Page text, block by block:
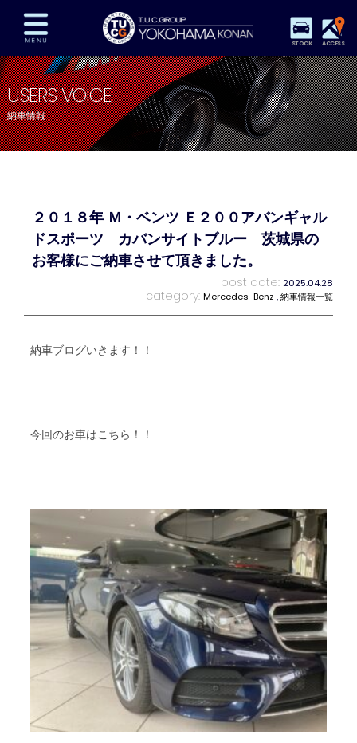
STOCK ACCESS
在庫車両情報 保証&サービス パーツリスト
TUCとは？ 店舗情報 アクセスマップ
全国納車 特別作業 注文販売
プライバシーポリシー スタッフblog 納車blog
USERS VOICE
納車情報
２０１８年 Ｍ・ベンツ Ｅ２００アバンギャル
ドスポーツ カバンサイトブルー 茨城県の
お客様にご納車させて頂きました。
post date: 2025.04.28
category: Mercedes-Benz ,納車情報一覧
納車ブログいきます！！
今回のお車はこちら！！